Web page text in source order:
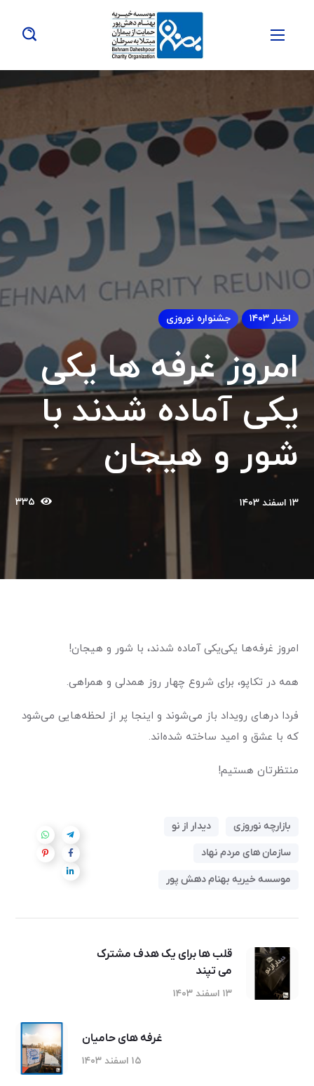
اخبار ۱۴۰۳ جشنواره نوروزی
امروز غرفه ها یکی
یکی آماده شدند با
شور و هیجان
۱۳ اسفند ۱۴۰۳ ۳۳۵
امروز غرفه‌ها یکی‌یکی آماده شدند، با شور و هیجان!
همه در تکاپو، برای شروع چهار روز همدلی و همراهی.
فردا درهای رویداد باز می‌شوند و اینجا پر از لحظه‌هایی می‌شود
که با عشق و امید ساخته شده‌اند.
منتظرتان هستیم!
بازارچه نوروزی
دیدار از نو
سازمان های مردم نهاد
موسسه خیریه بهنام دهش پور
قلب ها برای یک هدف مشترک
می تپند
۱۳ اسفند ۱۴۰۳
غرفه های حامیان
۱۵ اسفند ۱۴۰۳